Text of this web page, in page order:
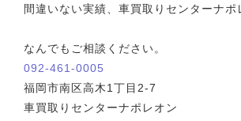
間違いない実績、車買取りセンターナポ
なんでもご相談ください。
092-461-0005
福岡市南区高木1丁目2-7
車買取りセンターナポレオン